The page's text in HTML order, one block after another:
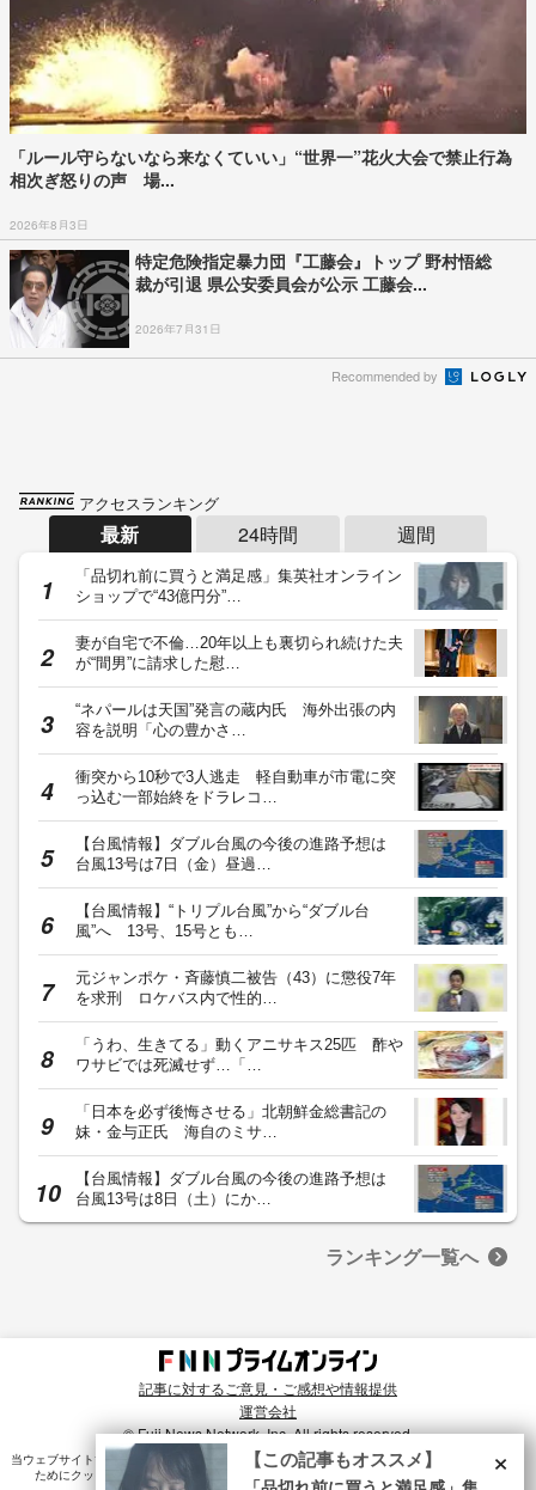
「ルール守らないなら来なくていい」“世界一”花火大会で禁止行為
相次ぎ怒りの声 場...
2026年8月3日
特定危険指定暴力団『工藤会』トップ 野村悟総
裁が引退 県公安委員会が公示 工藤会...
2026年7月31日
Recommended by
アクセスランキング
最新 24時間 週間
「品切れ前に買うと満足感」集英社オンライン
ショップで“43億円分”…
妻が自宅で不倫…20年以上も裏切られ続けた夫
が“間男”に請求した慰…
“ネパールは天国”発言の蔵内氏 海外出張の内
容を説明「心の豊かさ…
衝突から10秒で3人逃走 軽自動車が市電に突
っ込む一部始終をドラレコ…
【台風情報】ダブル台風の今後の進路予想は
台風13号は7日（金）昼過…
【台風情報】“トリプル台風”から“ダブル台
風”へ 13号、15号とも…
元ジャンポケ・斉藤慎二被告（43）に懲役7年
を求刑 ロケバス内で性的…
「うわ、生きてる」動くアニサキス25匹 酢や
ワサビでは死滅せず…「…
「日本を必ず後悔させる」北朝鮮金総書記の
妹・金与正氏 海自のミサ…
【台風情報】ダブル台風の今後の進路予想は
台風13号は8日（土）にか…
ランキング一覧へ
記事に対するご意見・ご感想や情報提供
運営会社
© Fuji News Network, Inc. All rights reserved.
当ウェブサイトでは、ユーザのニーズ・興味・関⼼に合致したコンテンツや広告配信を提供する
ためにクッキーを使⽤しています。詳細は、
プライバシーポリシー をご確認ください。×
【この記事もオススメ】